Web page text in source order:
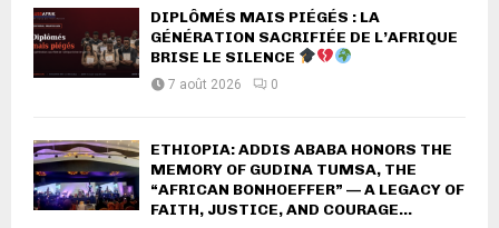
DIPLÔMÉS MAIS PIÉGÉS : LA
GÉNÉRATION SACRIFIÉE DE L’AFRIQUE
BRISE LE SILENCE
7 août 2026 0
ETHIOPIA: ADDIS ABABA HONORS THE
MEMORY OF GUDINA TUMSA, THE
“AFRICAN BONHOEFFER” — A LEGACY OF
FAITH, JUSTICE, AND COURAGE...